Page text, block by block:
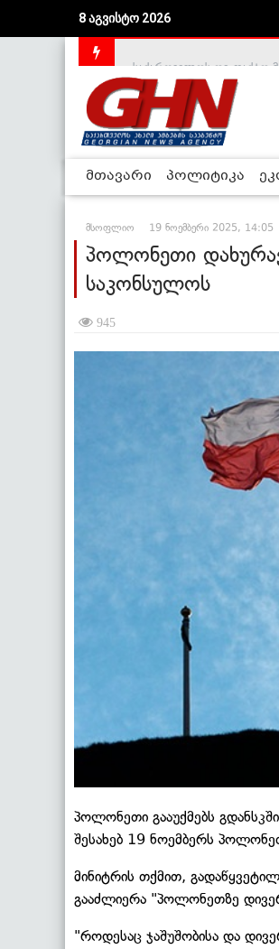
8 აგვისტო 2026
მთავარი პოლიტიკა
მსოფლიო 19 ნოემბერი 2025, 14:05
პოლონეთი
საკონსულოს
945
პოლონეთი გააუქმებს
შესახებ 19 ნოემბერს
მინიტრის თქმით,
გააძლიერა "პოლონეთზე
"როდესაც ჯაშუშობისა და